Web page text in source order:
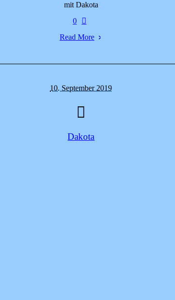
mit Dakota
0
Read More
10. September 2019
Dakota